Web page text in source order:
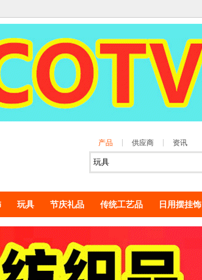
产品 供应商 资讯
玩具 节庆礼品 传统工艺品 日用摆挂饰